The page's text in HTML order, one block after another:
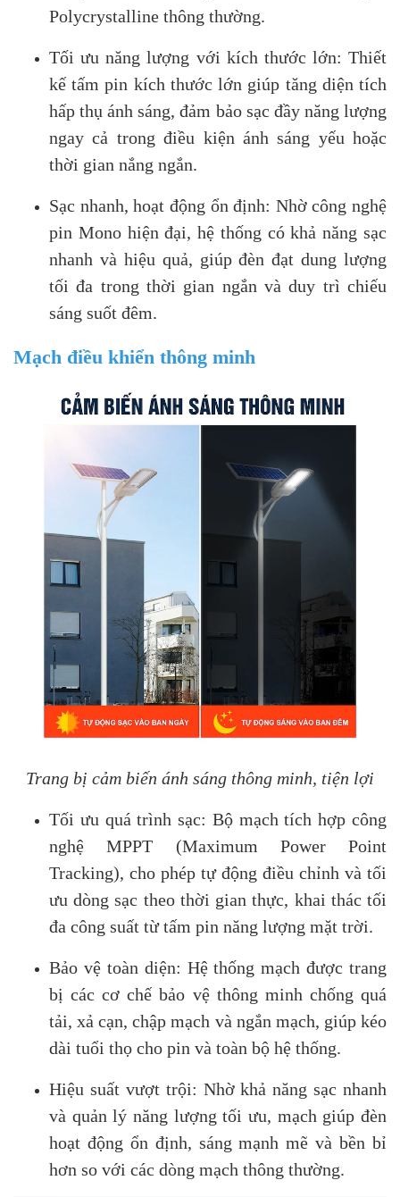
Polycrystalline thông thường.
Tối ưu năng lượng với kích thước lớn: Thiết
kế tấm pin kích thước lớn giúp tăng diện tích
hấp thụ ánh sáng, đảm bảo sạc đầy năng lượng
ngay cả trong điều kiện ánh sáng yếu hoặc
thời gian nắng ngắn.
Sạc nhanh, hoạt động ổn định: Nhờ công nghệ
pin Mono hiện đại, hệ thống có khả năng sạc
nhanh và hiệu quả, giúp đèn đạt dung lượng
tối đa trong thời gian ngắn và duy trì chiếu
sáng suốt đêm.
Mạch điều khiển thông minh
Trang bị cảm biến ánh sáng thông minh, tiện lợi
Tối ưu quá trình sạc: Bộ mạch tích hợp công
nghệ MPPT (Maximum Power Point
Tracking), cho phép tự động điều chỉnh và tối
ưu dòng sạc theo thời gian thực, khai thác tối
đa công suất từ tấm pin năng lượng mặt trời.
Bảo vệ toàn diện: Hệ thống mạch được trang
bị các cơ chế bảo vệ thông minh chống quá
tải, xả cạn, chập mạch và ngắn mạch, giúp kéo
dài tuổi thọ cho pin và toàn bộ hệ thống.
Hiệu suất vượt trội: Nhờ khả năng sạc nhanh
và quản lý năng lượng tối ưu, mạch giúp đèn
hoạt động ổn định, sáng mạnh mẽ và bền bỉ
hơn so với các dòng mạch thông thường.